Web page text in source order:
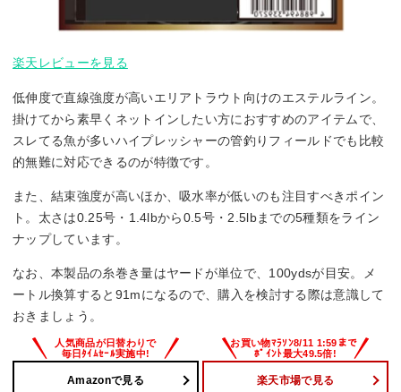
楽天レビューを見る
低伸度で直線強度が高いエリアトラウト向けのエステルライン。
掛けてから素早くネットインしたい方におすすめのアイテムで、
スレてる魚が多いハイプレッシャーの管釣りフィールドでも比較
的無難に対応できるのが特徴です。
また、結束強度が高いほか、吸水率が低いのも注目すべきポイン
ト。太さは0.25号・1.4lbから0.5号・2.5lbまでの5種類をライン
ナップしています。
なお、本製品の糸巻き量はヤードが単位で、100ydsが目安。メ
ートル換算すると91mになるので、購入を検討する際は意識して
おきましょう。
Amazonで見る 楽天市場で見る